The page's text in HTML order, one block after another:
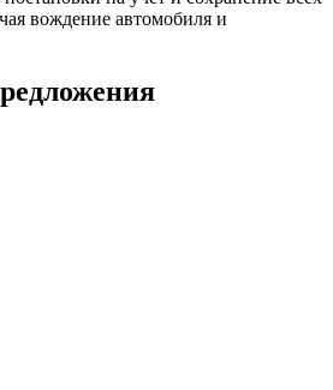
вождение автомобиля и